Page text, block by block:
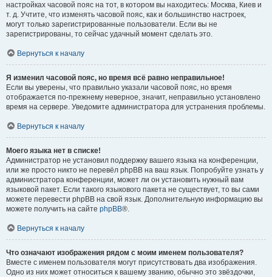
настройках часовой пояс на тот, в котором вы находитесь: Москва, Киев и
т. д. Учтите, что изменять часовой пояс, как и большинство настроек,
могут только зарегистрированные пользователи. Если вы не
зарегистрированы, то сейчас удачный момент сделать это.
Вернуться к началу
Я изменил часовой пояс, но время всё равно неправильное!
Если вы уверены, что правильно указали часовой пояс, но время
отображается по-прежнему неверное, значит, неправильно установлено
время на сервере. Уведомите администратора для устранения проблемы.
Вернуться к началу
Моего языка нет в списке!
Администратор не установил поддержку вашего языка на конференции,
или же просто никто не перевёл phpBB на ваш язык. Попробуйте узнать у
администратора конференции, может ли он установить нужный вам
языковой пакет. Если такого языкового пакета не существует, то вы сами
можете перевести phpBB на свой язык. Дополнительную информацию вы
можете получить на сайте phpBB®.
Вернуться к началу
Что означают изображения рядом с моим именем пользователя?
Вместе с именем пользователя могут присутствовать два изображения.
Одно из них может относиться к вашему званию, обычно это звёздочки,